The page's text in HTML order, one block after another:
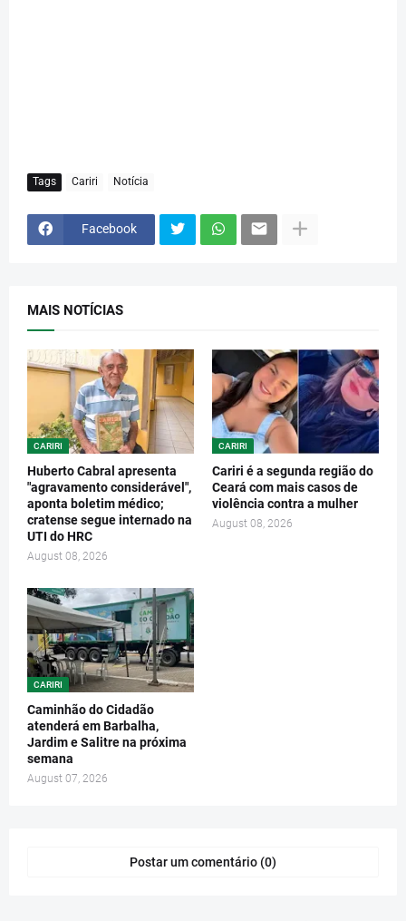
Tags Cariri Notícia
Facebook
MAIS NOTÍCIAS
CARIRI
Huberto Cabral apresenta
"agravamento considerável",
aponta boletim médico;
cratense segue internado na
UTI do HRC
August 08, 2026
CARIRI
Cariri é a segunda região do
Ceará com mais casos de
violência contra a mulher
August 08, 2026
CARIRI
Caminhão do Cidadão
atenderá em Barbalha,
Jardim e Salitre na próxima
semana
August 07, 2026
Postar um comentário (0)